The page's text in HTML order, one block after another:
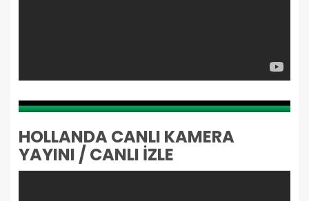
HOLLANDA CANLI KAMERA
YAYINI / CANLI İZLE